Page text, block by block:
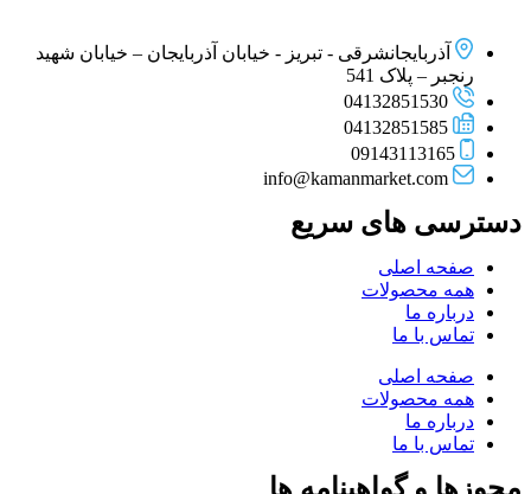
آذربایجانشرقی - تبریز - خیابان آذربایجان – خیابان شهید
رنجبر – پلاک 541
04132851530
04132851585
09143113165
info@kamanmarket.com
دسترسی های سریع
صفحه اصلی
همه محصولات
درباره ما
تماس با ما
صفحه اصلی
همه محصولات
درباره ما
تماس با ما